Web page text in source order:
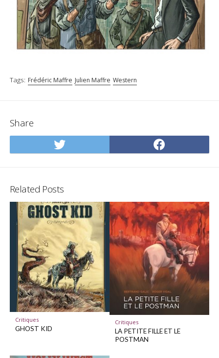
Tags: Frédéric Maffre Julien Maffre Western
Share
Share
on
on
Related Posts
Critiques
GHOST KID
Critiques
LA PETITE FILLE ET LE
POSTMAN